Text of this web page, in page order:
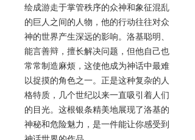
绘成游走于掌管秩序的众神和象征混乱
的巨人之间的人物，他的行动往往对众
神的世界产生深远的影响。洛基聪明、
能言善辩，擅长解决问题，但他自己也
常常制造麻烦，这使他成为神话中最难
以捉摸的角色之一。正是这种复杂的人
格特质，几个世纪以来一直吸引着人们
的目光。这根银条精美地展现了洛基的
神秘和危险魅力，是一件能让你感受到